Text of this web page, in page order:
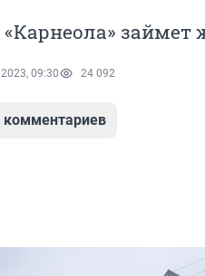
09:30 24 092
комментариев